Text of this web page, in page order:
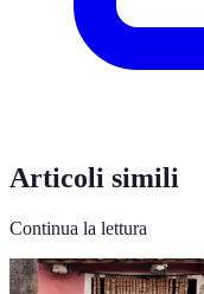
Articoli simili
Continua la lettura